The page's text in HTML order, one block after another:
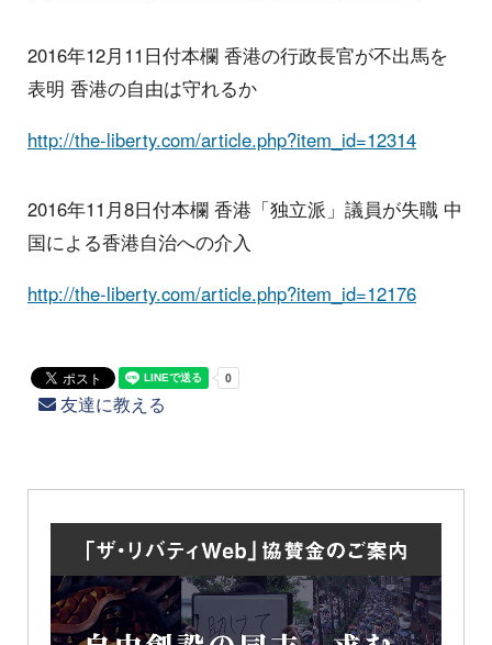
2016年12月11日付本欄 香港の行政長官が不出馬を
表明 香港の自由は守れるか
http://the-liberty.com/article.php?item_id=12314
2016年11月8日付本欄 香港「独立派」議員が失職 中
国による香港自治への介入
http://the-liberty.com/article.php?item_id=12176
友達に教える